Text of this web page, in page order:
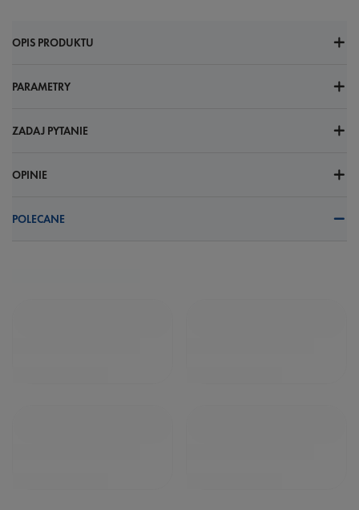
OPIS PRODUKTU
PARAMETRY
ZADAJ PYTANIE
OPINIE
POLECANE